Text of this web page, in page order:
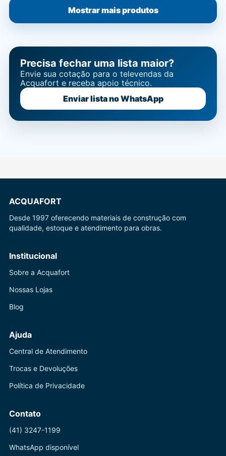
Mostrar mais produtos
Precisa fechar uma lista maior?
Envie sua cotação para o televendas da
Acquafort e receba apoio técnico.
Enviar lista no WhatsApp
ACQUAFORT
Desde 1997 oferecendo materiais de construção com
qualidade, estoque e atendimento para obras.
Institucional
Sobre a Acquafort
Nossas Lojas
Blog
Ajuda
Central de Atendimento
Trocas e Devoluções
Política de Privacidade
Contato
(41) 3247-1199
WhatsApp disponível